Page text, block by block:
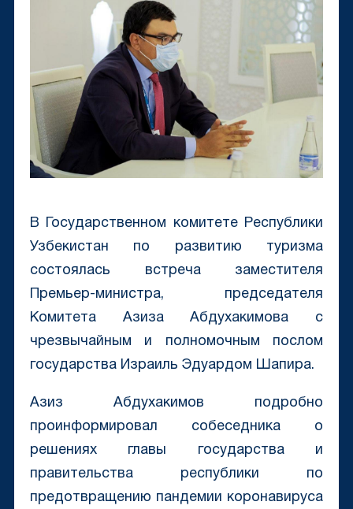
В Государственном комитете Республики
Узбекистан по развитию туризма
состоялась встреча заместителя
Премьер-министра, председателя
Комитета Азиза Абдухакимова с
чрезвычайным и полномочным послом
государства Израиль Эдуардом Шапира.
Азиз Абдухакимов подробно
проинформировал собеседника о
решениях главы государства и
правительства республики по
предотвращению пандемии коронавируса